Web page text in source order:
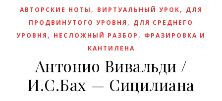
АВТОРСКИЕ НОТЫ , ВИРТУАЛЬНЫЙ УРОК, ДЛЯ
ПРОДВИНУТОГО УРОВНЯ , ДЛЯ СРЕДНЕГО
УРОВНЯ , НЕСЛОЖНЫЙ РАЗБОР , ФРАЗИРОВКА И
КАНТИЛЕНА
Антонио Вивальди /
И.С.Бах — Сицилиана